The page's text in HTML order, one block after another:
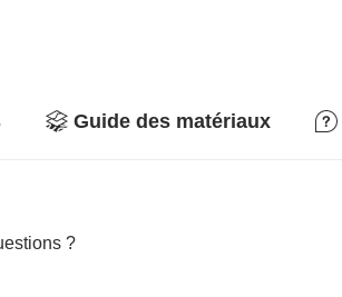
Guide des matériaux
?